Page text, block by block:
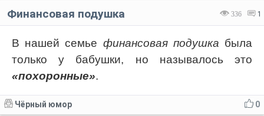
336 1
Финансовая подушка
В нашей семье финансовая подушка была
только у бабушки, но называлось это
«похоронные».
0
Чёрный юмор